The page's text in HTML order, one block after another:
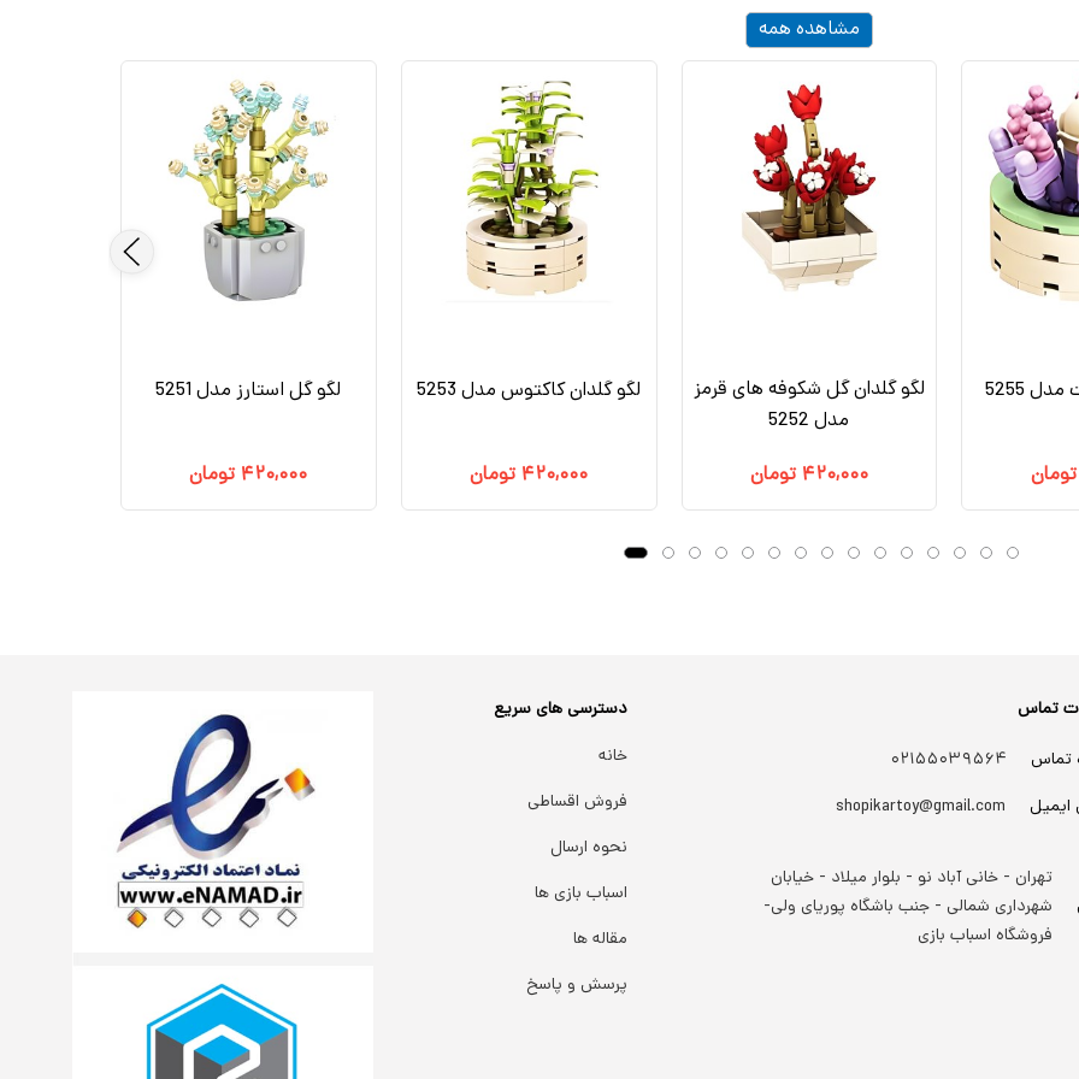
مشاهده همه
لگو گل استارز مدل 5251
۴۲۰,۰۰۰ تومان
لگو گلدان کاکتوس مدل 5253
۴۲۰,۰۰۰ تومان
لگو گلدان گل شکوفه های قرمز
مدل 5252
۴۲۰,۰۰۰ تومان
5255
تومان
تماس
تماس
۰۲۱۵۵۰۳۹۵۶۴
ایمیل
shopikartoy@gmail.com
تهران - خانی آباد نو - بلوار میلاد - خیابان
شهرداری شمالی - جنب باشگاه پوریای ولی-
فروشگاه اسباب بازی
دسترسی های سریع
خانه
فروش اقساطی
نحوه ارسال
اسباب بازی ها
مقاله ها
پرسش و پاسخ